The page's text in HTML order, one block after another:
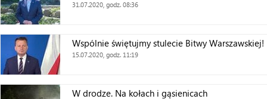
31.07.2020, godz. 08:36
Wspólnie świętujmy stulecie Bitwy Warszawskiej!
15.07.2020, godz. 11:19
W drodze. Na kołach i gąsienicach